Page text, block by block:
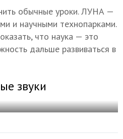
обычные уроки. ЛУНА —
и научными технопарками.
что наука — это
дальше развиваться в
звуки